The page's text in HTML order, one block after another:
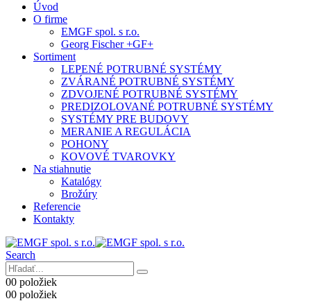
Úvod
O firme
EMGF spol. s r.o.
Georg Fischer +GF+
Sortiment
LEPENÉ POTRUBNÉ SYSTÉMY
ZVÁRANÉ POTRUBNÉ SYSTÉMY
ZDVOJENÉ POTRUBNÉ SYSTÉMY
PREDIZOLOVANÉ POTRUBNÉ SYSTÉMY
SYSTÉMY PRE BUDOVY
MERANIE A REGULÁCIA
POHONY
KOVOVÉ TVAROVKY
Na stiahnutie
Katalógy
Brožúry
Referencie
Kontakty
Search
00 položiek
00 položiek